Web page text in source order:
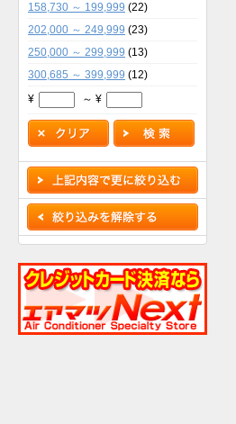
158,730 ～ 199,999 (22)
202,000 ～ 249,999 (23)
250,000 ～ 299,999 (13)
300,685 ～ 399,999 (12)
¥
～ ¥